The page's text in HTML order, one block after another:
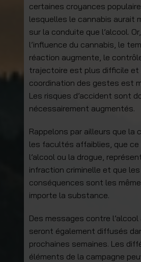
certaines croyances
lesquelles le cannabis aurait
sur la conduite que l’alcool.
l’influence du cannabis, le
réaction augmente, le
trajectoire est plus difficile et
coordination des gestes est
Les risques d’accident sont
nécessairement augmentés.
Rappelons par ailleurs que la
les facultés affaiblies, que ce
l’alcool ou la drogue,
infraction criminelle et que les
conséquences sont les
importe la substance.
Des messages contre
seront également diffusés
prochaines semaines. Les
éléments de la campagne